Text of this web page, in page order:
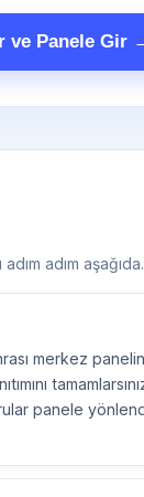
ve Panele Gir
adım aşağıda.
merkez
panele